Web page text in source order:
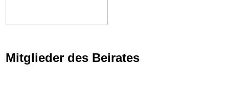
Mitglieder des Beirates